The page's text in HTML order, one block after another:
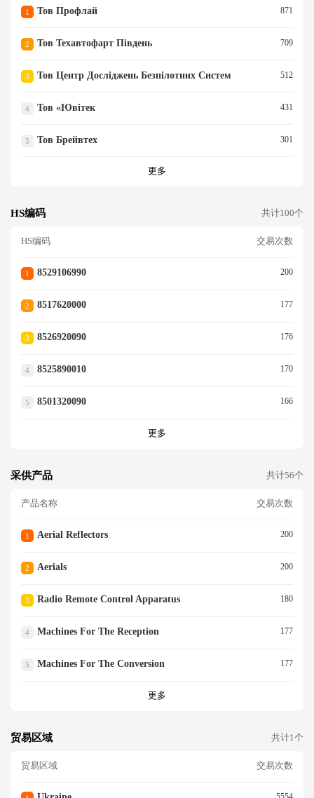
1 Тов Профлай 871
2 Тов Техавтофарт Південь 709
3 Тов Центр Досліджень Безпілотних Систем 512
4 Тов «ювітек 431
5 Тов Брейвтех 301
更多
HS编码 共计100个
HS编码 交易次数
1 8529106990 200
2 8517620000 177
3 8526920090 176
4 8525890010 170
5 8501320090 166
更多
采供产品 共计56个
产品名称 交易次数
1 Aerial Reflectors 200
2 Aerials 200
3 Radio Remote Control Apparatus 180
4 Machines For The Reception 177
5 Machines For The Conversion 177
更多
贸易区域 共计1个
贸易区域 交易次数